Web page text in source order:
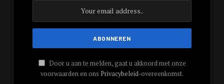
Door u aan te melden, gaat u akkoord met onze
voorwaarden en ons Privacybeleid-overeenkomst.